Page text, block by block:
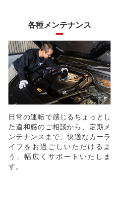
各種メンテナンス
日常の運転で感じるちょっとし
た違和感のご相談から、定期メ
ンテナンスまで、快適なカーラ
イフをお過ごしいただけるよ
う、幅広くサポートいたしま
す。